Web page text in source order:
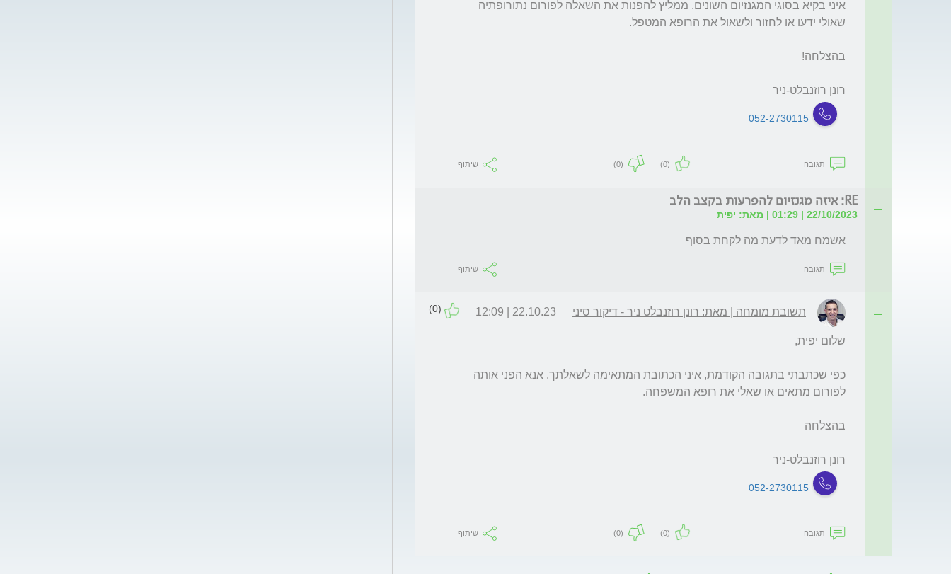
רונן רוזנבלט-ניר
052-2730115
תגובה (0)
(0) שיתוף
RE: איזה מגנזיום להפרעות בקצב הלב
22/10/2023 | 01:29 | מאת: יפית
אשמח מאד לדעת מה לקחת בסוף
תגובה שיתוף
תשובת מומחה | מאת: רונן רוזנבלט ניר - דיקור סיני 22.10.23 | 12:09
(0)
רונן רוזנבלט-ניר
052-2730115
תגובה (0)
(0) שיתוף